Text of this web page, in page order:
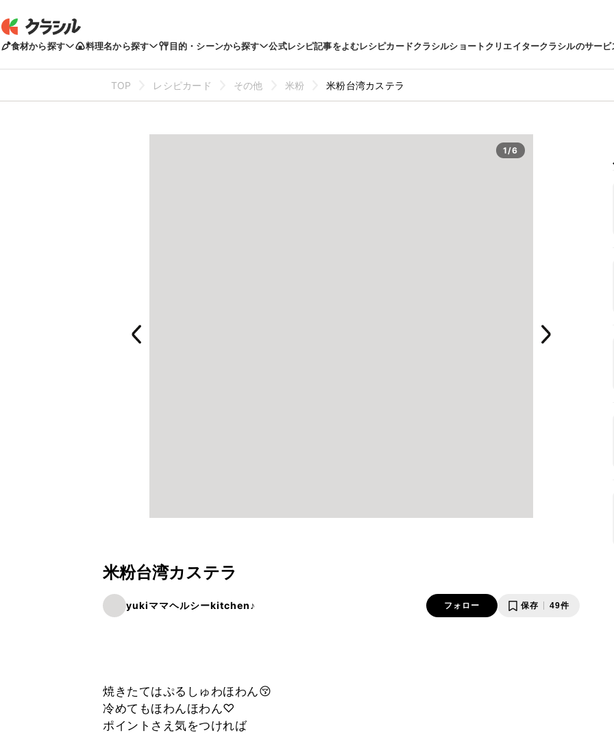
食材から探す 料理名から探す 目的・シーンから探す 公式レシピ記事をよむレシピカードクラシルショートクリエイタークラシルのサービ
TOP レシピカード その他 米粉 米粉台湾カステラ
1/6
米粉台湾カステラ
yukiママヘルシーkitchen♪ フォロー 保存 49件
焼きたてはぷるしゅわほわん😚
冷めてもほわんほわん♡
ポイントさえ気をつければ